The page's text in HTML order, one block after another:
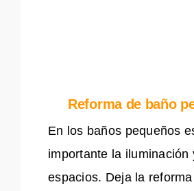
Reforma de baño
En los baños pequeños
importante la iluminación
espacios. Deja la